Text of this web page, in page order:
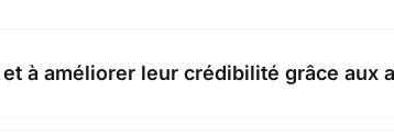
à améliorer leur crédibilité grâce aux